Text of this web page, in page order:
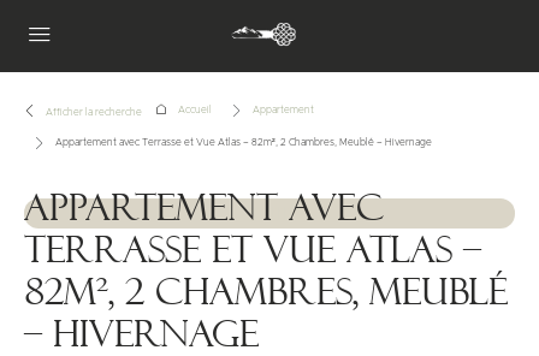
Afficher la recherche Accueil Appartement
Appartement avec Terrasse et Vue Atlas – 82m², 2 Chambres, Meublé – Hivernage
1111111
Appartement avec
Terrasse et Vue Atlas –
82m², 2 Chambres, Meublé
– Hivernage